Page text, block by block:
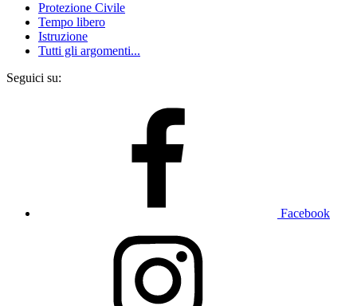
Protezione Civile
Tempo libero
Istruzione
Tutti gli argomenti...
Seguici su:
Facebook